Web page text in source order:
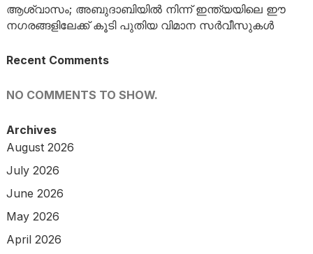
ആശ്വാസം; അബുദാബിയിൽ നിന്ന് ഇന്ത്യയിലെ ഈ
നഗരങ്ങളിലേക്ക് കൂടി പുതിയ വിമാന സർവീസുകൾ
Recent Comments
NO COMMENTS TO SHOW.
Archives
August 2026
July 2026
June 2026
May 2026
April 2026